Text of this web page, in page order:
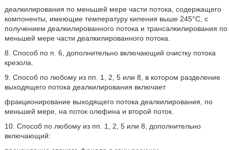
деалкилирования по меньшей мере части потока, содержащего
компоненты, имеющие температуру кипения выше 245°C, с
получением деалкилированного потока и трансалкилирования по
меньшей мере части деалкилированного потока.
8. Способ по п. 6, дополнительно включающий очистку потока
крезола.
9. Способ по любому из пп. 1, 2, 5 или 8, в котором разделение
выходящего потока деалкилирования включает
фракционирование выходящего потока деалкилирования, по
меньшей мере, на поток олефина и второй поток.
10. Способ по любому из пп. 1, 2, 5 или 8, дополнительно
включающий: